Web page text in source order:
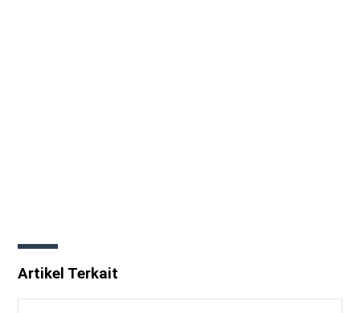
Artikel Terkait